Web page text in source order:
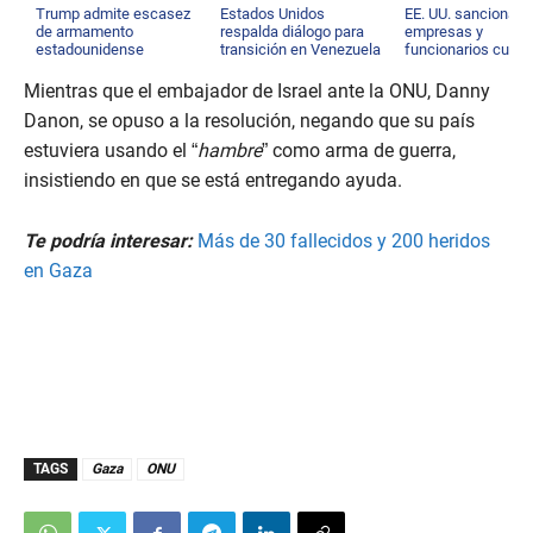
Trump admite escasez
de armamento
estadounidense
Estados Unidos
respalda diálogo para
transición en Venezuela
EE. UU. sanciona a
empresas y
funcionarios
Mientras que el embajador de Israel ante la ONU, Danny
Danon, se opuso a la resolución, negando que su país
estuviera usando el “hambre” como arma de guerra,
insistiendo en que se está entregando ayuda.
Te podría interesar: Más de 30 fallecidos y 200 heridos
en Gaza
TAGS Gaza ONU